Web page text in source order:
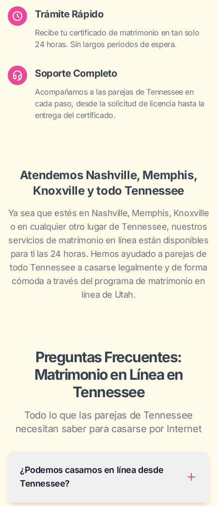
Trámite Rápido
Recibe tu certificado de matrimonio en tan solo
24 horas. Sin largos períodos de espera.
Soporte Completo
Acompañamos a las parejas de Tennessee en
cada paso, desde la solicitud de licencia hasta la
entrega del certificado.
Atendemos Nashville, Memphis,
Knoxville y todo Tennessee
Ya sea que estés en Nashville, Memphis, Knoxville
o en cualquier otro lugar de Tennessee, nuestros
servicios de matrimonio en línea están disponibles
para ti las 24 horas. Hemos ayudado a parejas de
todo Tennessee a casarse legalmente y de forma
cómoda a través del programa de matrimonio en
línea de Utah.
Preguntas Frecuentes:
Matrimonio en Línea en
Tennessee
Todo lo que las parejas de Tennessee
necesitan saber para casarse por Internet
¿Podemos casarnos en línea desde
Tennessee?